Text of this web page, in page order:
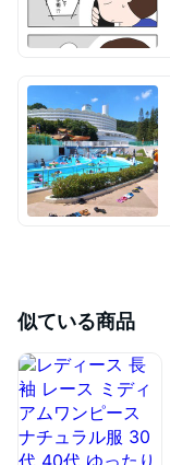
似ている商品